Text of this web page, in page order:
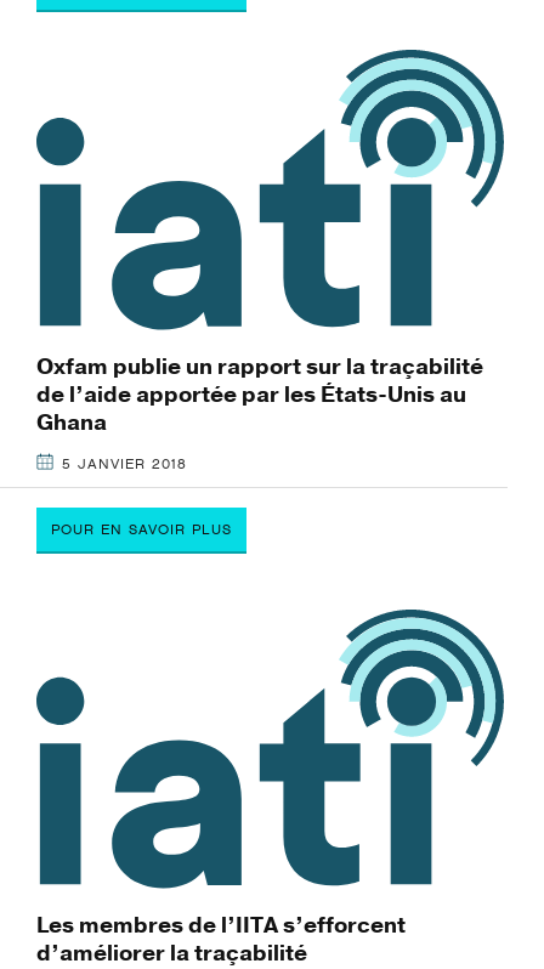
Oxfam publie un rapport sur la traçabilité
de l’aide apportée par les États-Unis au
Ghana
5 JANVIER 2018
POUR EN SAVOIR PLUS
Les membres de l’IITA s’efforcent
d’améliorer la traçabilité